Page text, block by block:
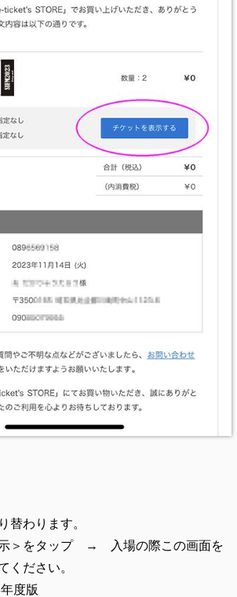
替わります。
＞をタップ → 入場の際この画面を
ください。
度版